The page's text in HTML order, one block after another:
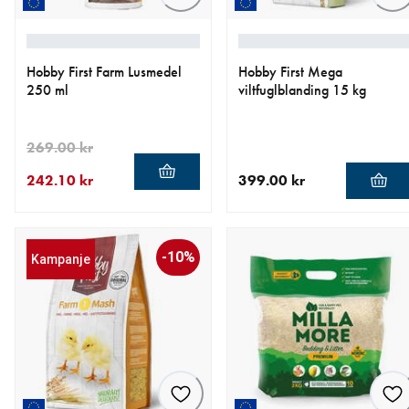
Hobby First Farm Lusmedel
250 ml
242.10 kr
269.00 kr
Hobby First Mega
viltfuglblanding 15 kg
399.00 kr
Kampanje -10%